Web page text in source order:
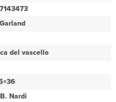
del vascello
Nardi